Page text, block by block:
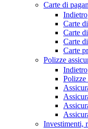
Carte di
Indietro
Carte
Carte
Carte
Carte
Polizze
Indietro
Polizze
Investimenti,